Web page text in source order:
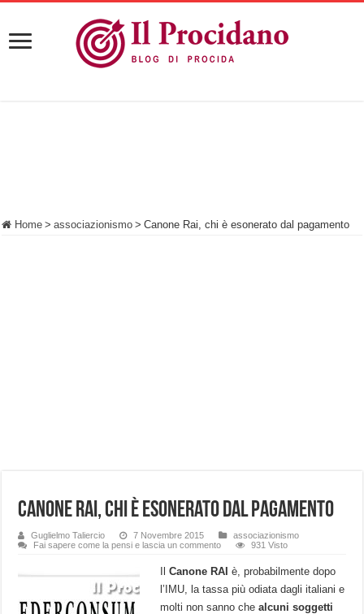
Home > associazionismo > Canone Rai, chi è esonerato dal pagamento
Canone Rai, chi è esonerato dal pagamento
Guglielmo Taliercio 7 Novembre 2015
associazionismo
Fai sapere come la pensi e lascia un commento
931 Visto
IlCanone RAI è, probabilmente dopo
l’IMU, la tassa più odiata dagli italiani e
molti non sanno chealcuni soggetti